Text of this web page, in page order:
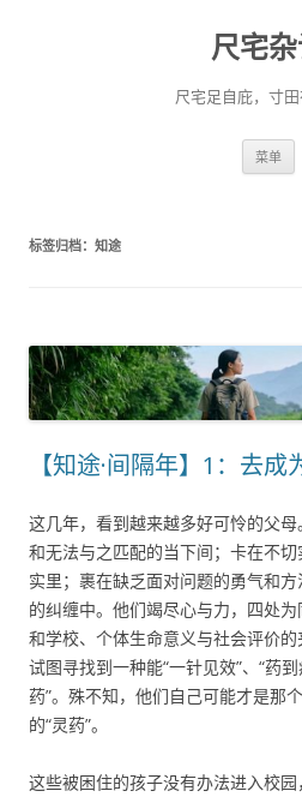
尺宅
尺宅足自庇，寸田
菜单
标签归档： 知途
【知途·间隔年】1：去
这几年，看到越来越多好可怜的父
和无法与之匹配的当下间；卡在不
实里；裹在缺乏面对问题的勇气和
的纠缠中。他们竭尽心与力，四处
和学校、个体生命意义与社会评价
试图寻找到一种能“一针见效”、“药
药”。殊不知，他们自己可能才是那
的“灵药”。
这些被困住的孩子没有办法进入校